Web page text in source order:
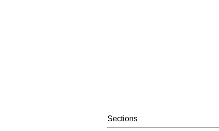
Sections